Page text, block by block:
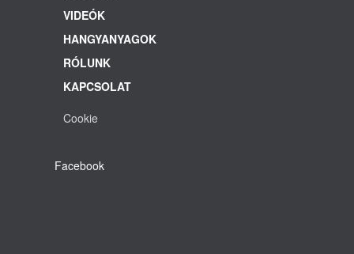
VIDEÓK
HANGYANYAGOK
RÓLUNK
KAPCSOLAT
Cookie
Facebook